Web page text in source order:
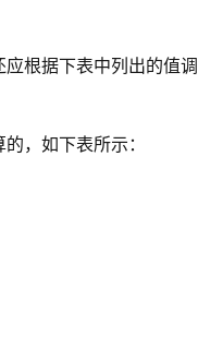
根据下表中列出的值调
，如下表所示：